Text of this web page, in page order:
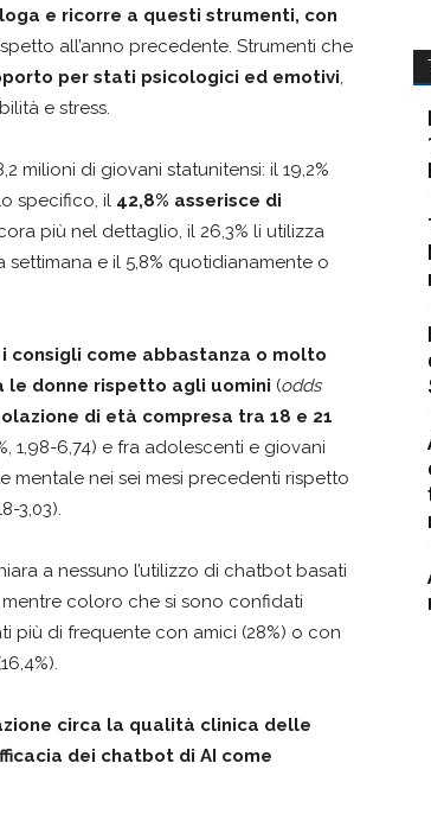
e ricorre a questi strumenti, con
all’anno precedente. Strumenti che
per stati psicologici ed emotivi,
e stress.
milioni di giovani statunitensi: il 19,2%
specifico, il 42,8% asserisce di
più nel dettaglio, il 26,3% li utilizza
e il 5,8% quotidianamente o
consigli come abbastanza o molto
le donne rispetto agli uomini (odds
di età compresa tra 18 e 21
1,98-6,74) e fra adolescenti e giovani
nei sei mesi precedenti rispetto
3,03).
a nessuno l’utilizzo di chatbot basati
mentre coloro che si sono confidati
più di frequente con amici (28%) o con
circa la qualità clinica delle
dei chatbot di AI come